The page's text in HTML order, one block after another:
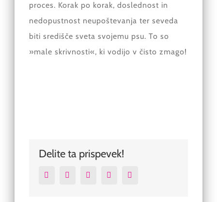
proces. Korak po korak, doslednost in
nedopustnost neupoštevanja ter seveda
biti središče sveta svojemu psu. To so
»male skrivnosti«, ki vodijo v čisto zmago!
Delite ta prispevek!
FacebookTwitter Reddit Pinterest